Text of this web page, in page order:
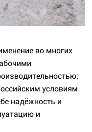
во многих
условиям
надёжность и
и